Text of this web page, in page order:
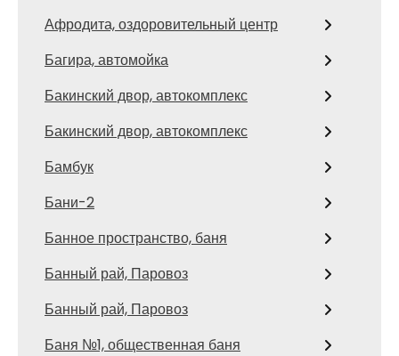
Афродита, оздоровительный центр
Багира, автомойка
Бакинский двор, автокомплекс
Бакинский двор, автокомплекс
Бамбук
Бани-2
Банное пространство, баня
Банный рай, Паровоз
Банный рай, Паровоз
Баня №1, общественная баня